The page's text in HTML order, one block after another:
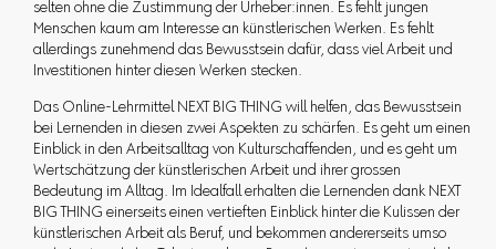
selten ohne die Zustimmung der Urheber:innen. Es fehlt jungen
Menschen kaum am Interesse an künstlerischen Werken. Es fehlt
allerdings zunehmend das Bewusstsein dafür, dass viel Arbeit und
Investitionen hinter diesen Werken stecken.
Das Online-Lehrmittel NEXT BIG THING will helfen, das Bewusstsein
bei Lernenden in diesen zwei Aspekten zu schärfen. Es geht um einen
Einblick in den Arbeitsalltag von Kulturschaffenden, und es geht um
Wertschätzung der künstlerischen Arbeit und ihrer grossen
Bedeutung im Alltag. Im Idealfall erhalten die Lernenden dank NEXT
BIG THING einerseits einen vertieften Einblick hinter die Kulissen der
künstlerischen Arbeit als Beruf, und bekommen andererseits umso